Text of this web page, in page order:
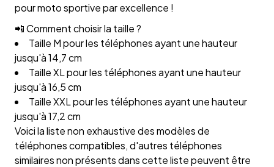
pour moto sportive par excellence !
📲 Comment choisir la taille ?
Taille M pour les téléphones ayant une hauteur
jusqu'à 14,7 cm
Taille XL pour les téléphones ayant une hauteur
jusqu'à 16,5 cm
Taille XXL pour les téléphones ayant une hauteur
jusqu'à 17,2 cm
Voici la liste non exhaustive des modèles de
téléphones compatibles, d'autres téléphones
similaires non présents dans cette liste peuvent être